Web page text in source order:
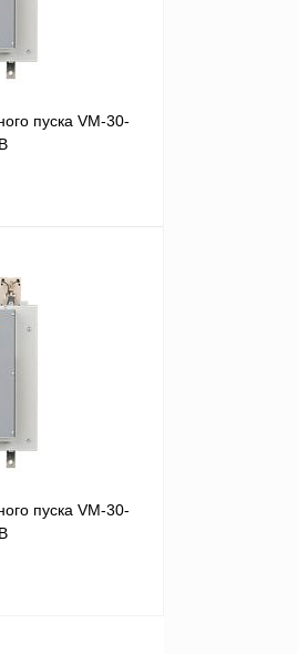
пуска VM-30-
пуска VM-30-